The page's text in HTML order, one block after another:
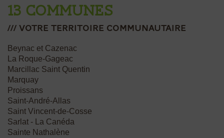
13 communes
/// votre Territoire communautaire
Beynac et Cazenac
La Roque-Gageac
Marcillac Saint Quentin
Marquay
Proissans
Saint-André-Allas
Saint Vincent-de-Cosse
Sarlat - La Canéda
Sainte Nathalène